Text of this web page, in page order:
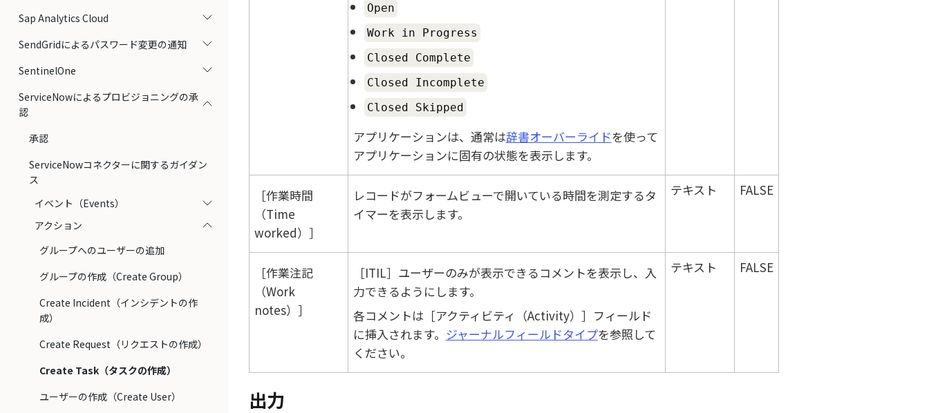
Sap Analytics Cloud
SendGridによるパスワード変更の通知
SentinelOne
ServiceNowによるプロビジョニングの承
認
承認
ServiceNowコネクターに関するガイダン
ス
イベント（Events）
アクション
グループへのユーザーの追加
グループの作成（Create Group）
Create Incident（インシデントの作
成）
Create Request（リクエストの作成）
Create Task（タスクの作成）
ユーザーの作成（Create User）
Open
Work in Progress
Closed Complete
Closed Incomplete
Closed Skipped
アプリケーションは、通常は辞書オーバーライドを使って
アプリケーションに固有の状態を表示します。
作業時間
（Time
worked）
レコードがフォームビューで開いている時間を測定するタ
イマーを表示します。
テキスト FALSE
作業注記
（Work
notes）
ITIL
ユーザーのみが表示できるコメントを表示し、入
力できるようにします。
各コメントは
アクティビティ（Activity）
フィールド
に挿入されます。 ジャーナルフィールドタイプを参照して
ください。
テキスト FALSE
出力